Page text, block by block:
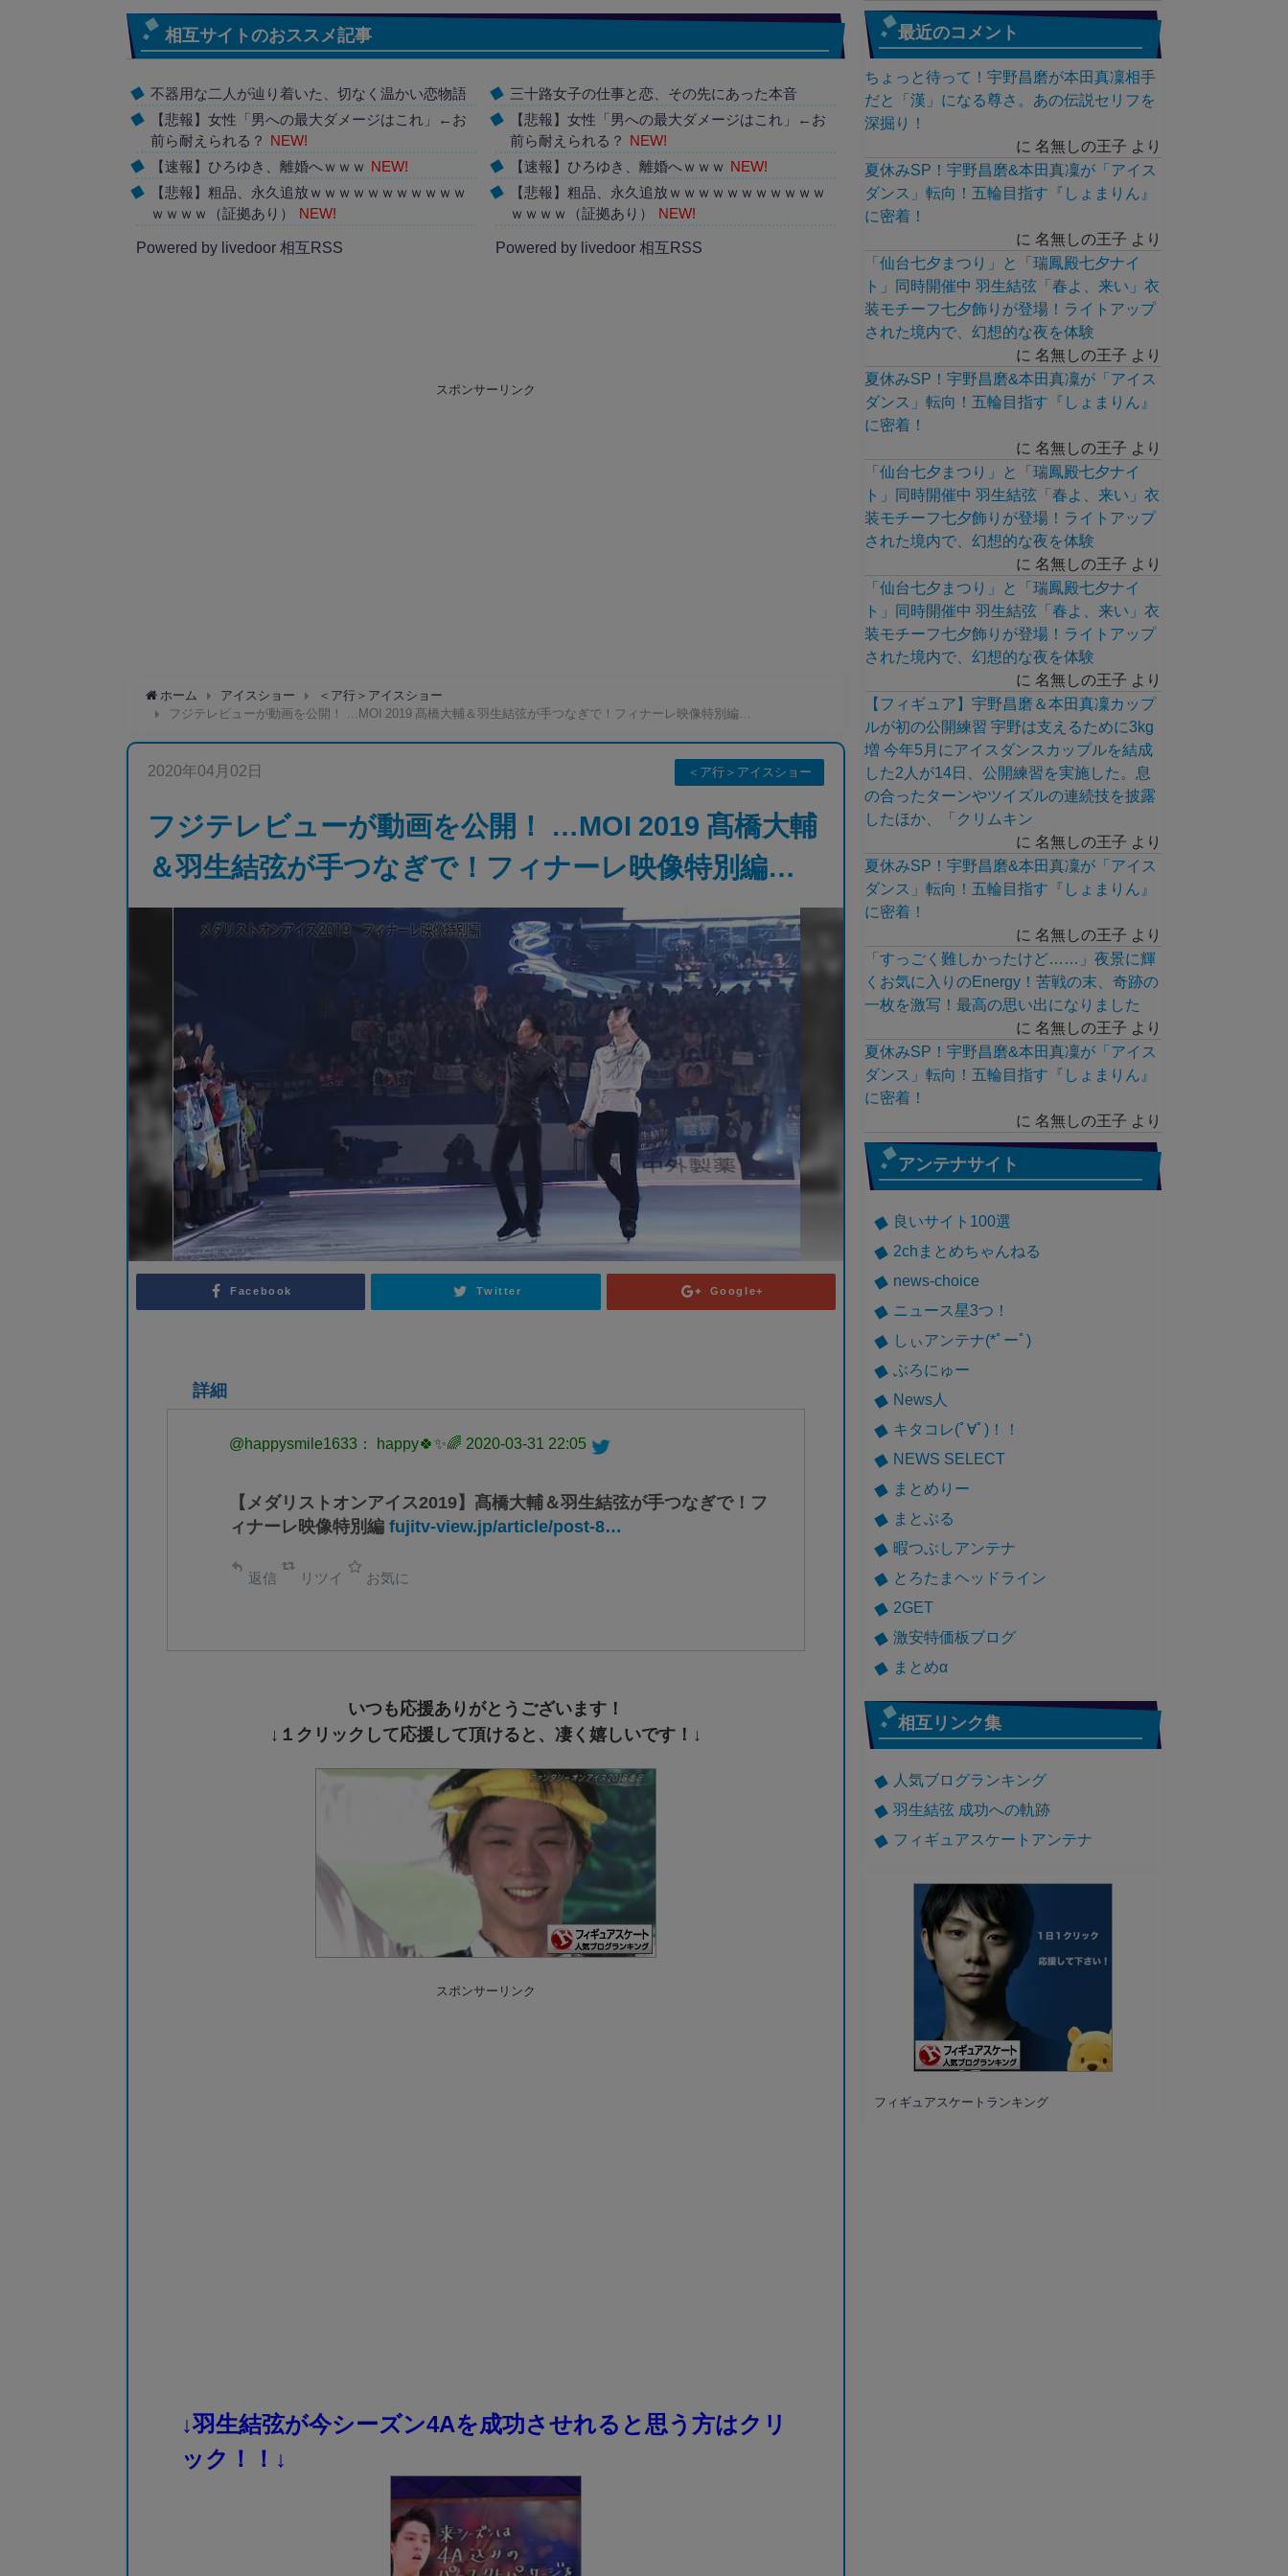
相互サイトのおススメ記事
不器用な二人が辿り着いた、切なく温かい恋物語
【悲報】女性「男への最大ダメージはこれ」←お
前ら耐えられる？
NEW!
【速報】ひろゆき、離婚へｗｗｗ
NEW!
【悲報】粗品、永久追放ｗｗｗｗｗｗｗｗｗｗｗ
ｗｗｗｗ（証拠あり）
NEW!
Powered by livedoor 相互RSS
三十路女子の仕事と恋、その先にあった本音
【悲報】女性「男への最大ダメージはこれ」←お
前ら耐えられる？
NEW!
【速報】ひろゆき、離婚へｗｗｗ
NEW!
【悲報】粗品、永久追放ｗｗｗｗｗｗｗｗｗｗｗ
ｗｗｗｗ（証拠あり）
NEW!
Powered by livedoor 相互RSS
スポンサーリンク
ホーム アイスショー
＜ア行＞アイスショー
フジテレビューが動画を公開！ …MOI 2019 髙橋大輔＆羽生結弦が手つなぎで！フィナーレ映像特別編…
2020年04月02日 ＜ア行＞アイスショー
フジテレビューが動画を公開！ …MOI 2019 髙橋大輔
＆羽生結弦が手つなぎで！フィナーレ映像特別編…
Facebook Twitter Google+
詳細
@happysmile1633： happy🍀✨🌈 2020-03-31 22:05
【メダリストオンアイス2019】髙橋大輔＆羽生結弦が手つなぎで！フ
ィナーレ映像特別編 fujitv-view.jp/article/post-8…
返信 リツイ お気に
いつも応援ありがとうございます！
↓１クリックして応援して頂けると、凄く嬉しいです！↓
スポンサーリンク
↓羽生結弦が今シーズン4Aを成功させれると思う方はクリ
ック！！↓
最近のコメント
ちょっと待って！宇野昌磨が本田真凜相手
だと「漢」になる尊さ。あの伝説セリフを
深掘り！
に 名無しの王子 より
夏休みSP！宇野昌磨&本田真凜が「アイス
ダンス」転向！五輪目指す『しょまりん』
に密着！
に 名無しの王子 より
「仙台七夕まつり」と「瑞鳳殿七夕ナイ
ト」同時開催中 羽生結弦「春よ、来い」衣
装モチーフ七夕飾りが登場！ライトアップ
された境内で、幻想的な夜を体験
に 名無しの王子 より
夏休みSP！宇野昌磨&本田真凜が「アイス
ダンス」転向！五輪目指す『しょまりん』
に密着！
に 名無しの王子 より
「仙台七夕まつり」と「瑞鳳殿七夕ナイ
ト」同時開催中 羽生結弦「春よ、来い」衣
装モチーフ七夕飾りが登場！ライトアップ
された境内で、幻想的な夜を体験
に 名無しの王子 より
「仙台七夕まつり」と「瑞鳳殿七夕ナイ
ト」同時開催中 羽生結弦「春よ、来い」衣
装モチーフ七夕飾りが登場！ライトアップ
された境内で、幻想的な夜を体験
に 名無しの王子 より
【フィギュア】宇野昌磨＆本田真凜カップ
ルが初の公開練習 宇野は支えるために3kg
増 今年5月にアイスダンスカップルを結成
した2人が14日、公開練習を実施した。息
の合ったターンやツイズルの連続技を披露
したほか、「クリムキン
に 名無しの王子 より
夏休みSP！宇野昌磨&本田真凜が「アイス
ダンス」転向！五輪目指す『しょまりん』
に密着！
に 名無しの王子 より
「すっごく難しかったけど……」夜景に輝
くお気に入りのEnergy！苦戦の末、奇跡の
一枚を激写！最高の思い出になりました
に 名無しの王子 より
夏休みSP！宇野昌磨&本田真凜が「アイス
ダンス」転向！五輪目指す『しょまりん』
に密着！
に 名無しの王子 より
アンテナサイト
良いサイト100選
2chまとめちゃんねる
news-choice
ニュース星3つ！
しぃアンテナ(*ﾟーﾟ)
ぶろにゅー
News人
キタコレ(ﾟ∀ﾟ)！！
NEWS SELECT
まとめりー
まとぶる
暇つぶしアンテナ
とろたまヘッドライン
2GET
激安特価板ブログ
まとめα
相互リンク集
人気ブログランキング
羽生結弦 成功への軌跡
フィギュアスケートアンテナ
フィギュアスケートランキング